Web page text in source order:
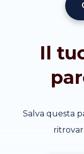
Il
Salva questa